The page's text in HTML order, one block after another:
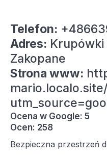
Telefon:
Adres:
Zakopane
Strona www:
Ocena w Google: 5
Ocen: 258
Bezpieczna przestrzeń